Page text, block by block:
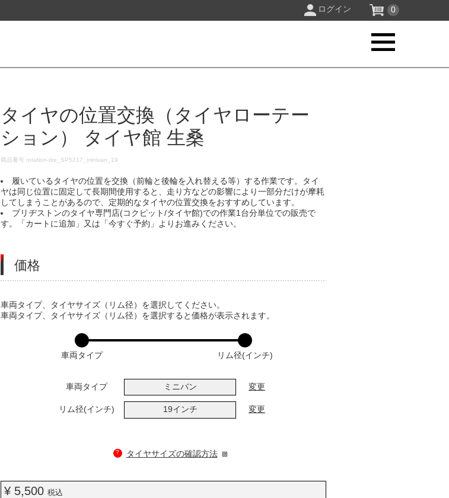
ログイン 0
タイヤの位置交換（タイヤローテー
ション） タイヤ館 生桑
DETAILS
商品番号 rotation-tire_SP5217_minivan_19
履いているタイヤの位置を交換（前輪と後輪を入れ替える等）する作業です。タイ
ヤは同じ位置に固定して長期間使用すると、走り方などの影響により一部分だけが摩耗
してしまうことがあるので、定期的なタイヤの位置交換をおすすめしています。
ブリヂストンのタイヤ専門店(コクピット/タイヤ館)での作業1台分単位での販売で
す。「カートに追加」又は「今すぐ予約」よりお進みください。
価格
VARIATIONS
車両タイプ、タイヤサイズ（リム径）を選択してください。
車両タイプ、タイヤサイズ（リム径）を選択すると価格が表示されます。
車両タイプ リム径(インチ)
車両タイプ ミニバン 変更
リム径(インチ) 19インチ 変更
? タイヤサイズの確認方法
¥ 5,500税込